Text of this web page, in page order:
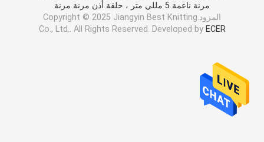
مرنة ناعمة 5 مللي متر ، حلقة أذن مرنة مرنة
المزود.Copyright © 2025 Jiangyin Best Knitting
Co., Ltd.. All Rights Reserved. Developed by ECER